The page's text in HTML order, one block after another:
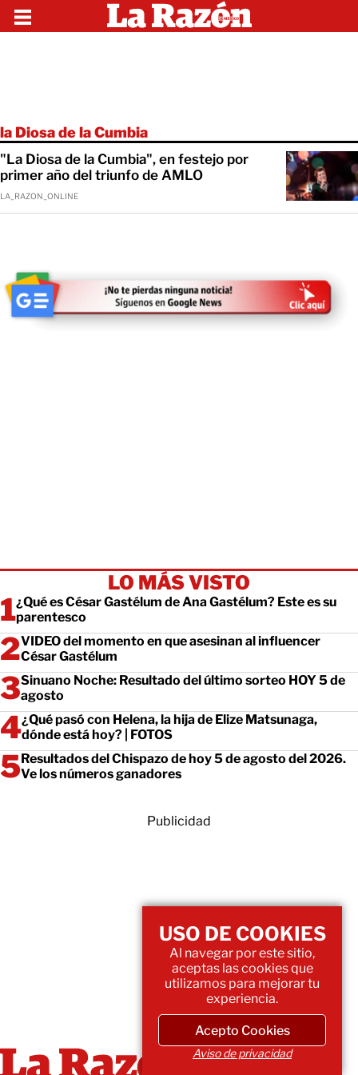
la Diosa de la Cumbia
"La Diosa de la Cumbia", en festejo por
primer año del triunfo de AMLO
LA_RAZON_ONLINE
LO MÁS VISTO
¿Qué es César Gastélum de Ana Gastélum? Este es su
parentesco
VIDEO del momento en que asesinan al influencer
César Gastélum
Sinuano Noche: Resultado del último sorteo HOY 5 de
agosto
¿Qué pasó con Helena, la hija de Elize Matsunaga,
dónde está hoy? | FOTOS
Resultados del Chispazo de hoy 5 de agosto del 2026.
Ve los números ganadores
Publicidad
USO DE COOKIES
Al navegar por este sitio,
aceptas las cookies que
utilizamos para mejorar tu
experiencia.
Acepto Cookies
Aviso de privacidad